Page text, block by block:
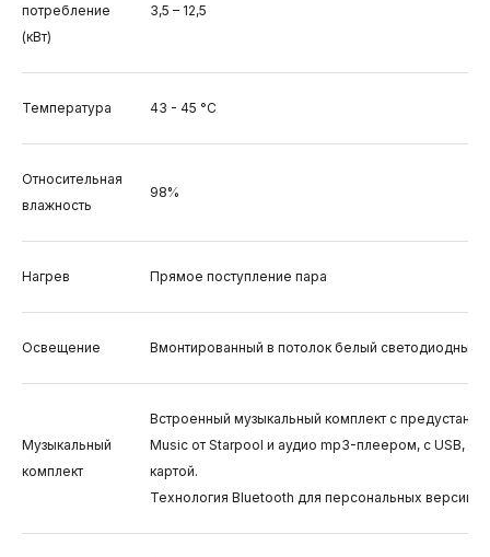
потребление
(кВт)
3,5 – 12,5
Температура 43 - 45 °C
Относительная
влажность
98%
Нагрев Прямое поступление пара
Освещение Вмонтированный в потолок белый светодиодный
Музыкальный
комплект
Встроенный музыкальный комплект с
Music от Starpool и аудио mp3-плеером, с USB,
картой.
Технология Bluetooth для персональных версий.